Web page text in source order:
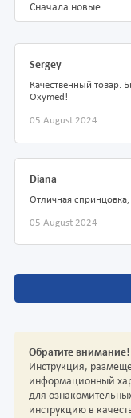
Сначала новые
Sergey
Качественный товар.
Oxymed!
05 August 2024
Diana
Отличная
05 August 2024
Обратите внимание!
Инструкция,
информационный
для
инструкцию в